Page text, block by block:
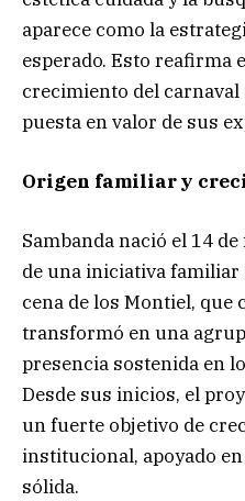
aparece como la
esperado. Esto reafirma
crecimiento del
puesta en valor de sus
Origen familiar y
Sambanda nació el 14
de una iniciativa
cena de los Montiel, que
transformó en una
presencia sostenida en
Desde sus inicios, el
un fuerte objetivo de
institucional, apoyado
sólida.